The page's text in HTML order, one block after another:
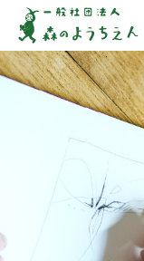
はっぴーについ
はっぴーの保育
お知らせ
ブログ